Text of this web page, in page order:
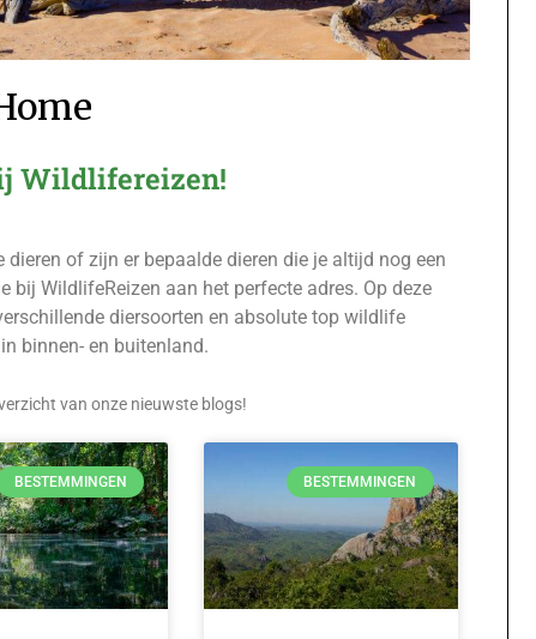
Wildlifereizen!
of zijn er bepaalde dieren die je altijd nog een
bij WildlifeReizen aan het perfecte adres. Op deze
diersoorten en absolute top wildlife
binnen- en buitenland.
van onze nieuwste blogs!
BESTEMMINGEN BESTEMMINGEN